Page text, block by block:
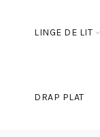
LINGE DE LIT
DRAP PLAT